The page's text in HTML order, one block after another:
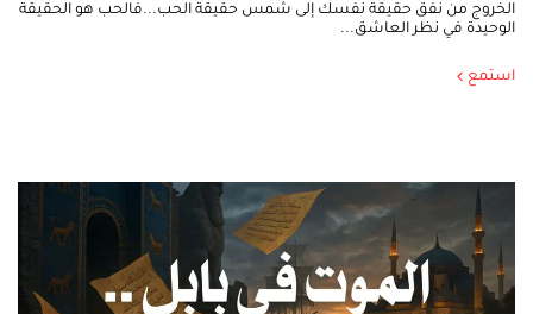
الخروج من نفق حقيقة نفسك إلى شمس حقيقة الحب...فالحب هو الحقيقة
الوحيدة في نظر العاشق...
استمع